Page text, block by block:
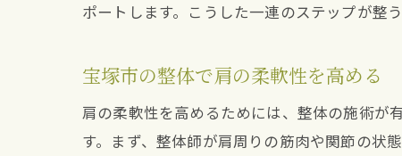
ポートします。こうした一連のステップが整
宝塚市の整体で肩の柔軟性を高める
肩の柔軟性を高めるためには、整体の施術が
す。まず、整体師が肩周りの筋肉や関節の状